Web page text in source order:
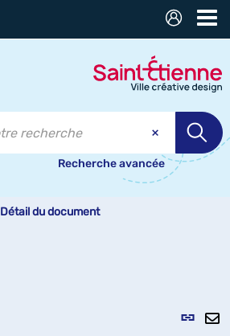
Recherche avancée
Détail du document
Lien